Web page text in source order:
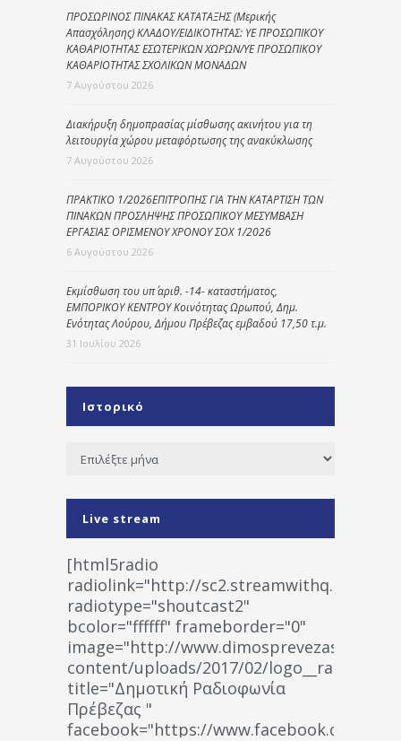
ΠΡΟΣΩΡΙΝΟΣ ΠΙΝΑΚΑΣ ΚΑΤΑΤΑΞΗΣ (Μερικής
Απασχόλησης) ΚΛΑΔΟΥ/ΕΙΔΙΚΟΤΗΤΑΣ: ΥΕ ΠΡΟΣΩΠΙΚΟΥ
ΚΑΘΑΡΙΟΤΗΤΑΣ ΕΣΩΤΕΡΙΚΩΝ ΧΩΡΩΝ/ΥΕ ΠΡΟΣΩΠΙΚΟΥ
ΚΑΘΑΡΙΟΤΗΤΑΣ ΣΧΟΛΙΚΩΝ ΜΟΝΑΔΩΝ
7 Αυγούστου 2026
Διακήρυξη δημοπρασίας μίσθωσης ακινήτου για τη
λειτουργία χώρου μεταφόρτωσης της ανακύκλωσης
7 Αυγούστου 2026
ΠΡΑΚΤΙΚΟ 1/2026ΕΠΙΤΡΟΠΗΣ ΓΙΑ ΤΗΝ ΚΑΤΑΡΤΙΣΗ ΤΩΝ
ΠΙΝΑΚΩΝ ΠΡΟΣΛΗΨΗΣ ΠΡΟΣΩΠΙΚΟΥ ΜΕΣΥΜΒΑΣΗ
ΕΡΓΑΣΙΑΣ ΟΡΙΣΜΕΝΟΥ ΧΡΟΝΟΥ ΣΟΧ 1/2026
6 Αυγούστου 2026
Εκμίσθωση του υπ΄ αριθ. -14- καταστήματος,
ΕΜΠΟΡΙΚΟΥ ΚΕΝΤΡΟΥ Κοινότητας Ωρωπού, Δημ.
Ενότητας Λούρου, Δήμου Πρέβεζας εμβαδού 17,50 τ.μ.
31 Ιουλίου 2026
Ιστορικό
Ιστορικό
Live stream
[html5radio
radiolink="http://
radiotype="shoutcast2"
bcolor="ffffff" frameborder="0"
image="http://www.dimosprevezas.gr/wp-
content/uploads/2017/02/
title="Δημοτική Ραδιοφωνία
Πρέβεζας "
facebook="https://www.facebook.com/